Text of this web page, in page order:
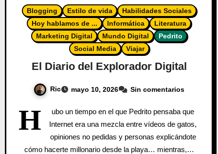
Blogging Estilo de vida
Habilidades Sociales
Hoy hablamos de ...
Informática
Literatura
Marketing Digital
Mundo Digital
Pedrito
Social Media
Viajar
El Diario del Explorador Digital
Ric mayo 10, 2026 Sin comentarios
H
ubo un tiempo en el que Pedrito pensaba que
Internet era una mezcla entre vídeos de gatos,
opiniones no pedidas y personas explicándote
cómo hacerte millonario desde la playa… mientras,…